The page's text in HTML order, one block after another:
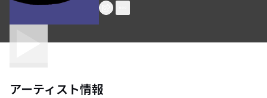
アーティスト情報